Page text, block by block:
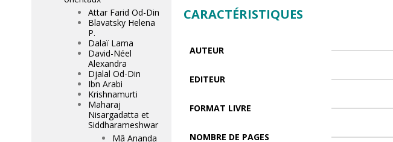
CARACTÉRISTIQUES
AUTEUR
EDITEUR
FORMAT LIVRE
NOMBRE DE PAGES
Attar Farid Od-Din
Blavatsky Helena
P.
Dalaï Lama
David-Néel
Alexandra
Djalal Od-Din
Ibn Arabi
Krishnamurti
Maharaj
Nisargadatta et
Siddharameshwar
Mâ Ananda